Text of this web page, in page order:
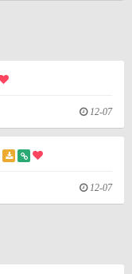
12-07
12-07